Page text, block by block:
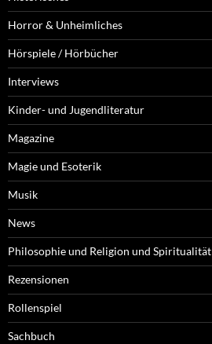
Horror & Unheimliches
Hörspiele / Hörbücher
Interviews
Kinder- und Jugendliteratur
Magazine
Magie und Esoterik
Musik
News
Philosophie und Religion und Spiritualität
Rezensionen
Rollenspiel
Sachbuch